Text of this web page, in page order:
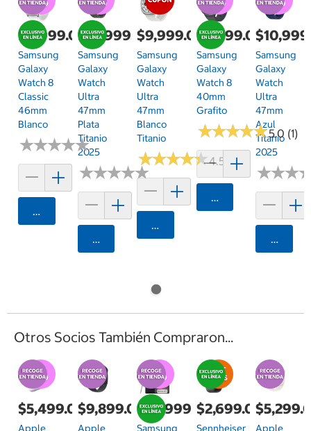
$6,999.00
Samsung
Galaxy
Watch 8
Classic
46mm
Blanco
★★★★★
★★★★★
Agregar
$10,999.00
Samsung
Galaxy
Watch
Ultra
47mm
Plata
Titanio
2025
★★★★★
★★★★★
Agregar
$9,999.00
Samsung
Galaxy
Watch
Ultra
47mm
Blanco
Titanio
★★★★★
★★★★★4.5 (2)
Agregar
$5,999.00
Samsung
Galaxy
Watch 8
40mm
Grafito
★★★★★
★★★★★5.0 (1)
Agregar
Samsung
Galaxy
Watch
Ultra
47mm
Azul
Titanio
2025
★★★
★★★
Otros Socios También Compraron...
$5,499.00$9,899.00$28,999.00$2,699.00